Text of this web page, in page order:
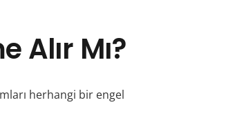
Alır Mı?
herhangi bir engel